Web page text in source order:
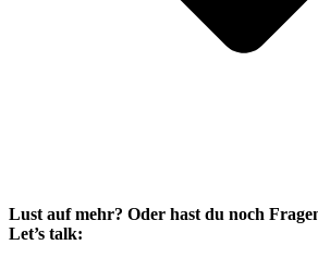
Lust auf mehr? Oder hast du noch
Let’s talk: